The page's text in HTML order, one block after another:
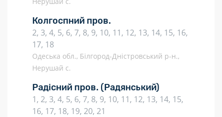
Колгоспний пров.
2, 3, 4, 5, 6, 7, 8, 9, 10, 11, 12, 13, 14, 15, 16,
17, 18
Одеська обл., Білгород-Дністровський р-н.,
Нерушай с.
Радісний пров. (Радянський)
1, 2, 3, 4, 5, 6, 7, 8, 9, 10, 11, 12, 13, 14, 15,
16, 17, 18, 19, 20, 21